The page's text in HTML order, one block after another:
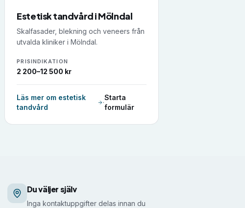
Estetisk tandvårdiMölndal
Skalfasader, blekning och veneers från
utvalda kliniker i Mölndal.
PRISINDIKATION
2 200–12 500 kr
Läs mer om estetisk
tandvård
·
Starta
formulär
Du väljer själv
Inga kontaktuppgifter delas innan du